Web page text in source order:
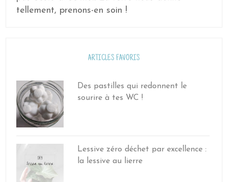
tellement, prenons-en soin !
ARTICLES FAVORIS
Des pastilles qui redonnent le
sourire à tes WC !
Lessive zéro déchet par excellence :
la lessive au lierre